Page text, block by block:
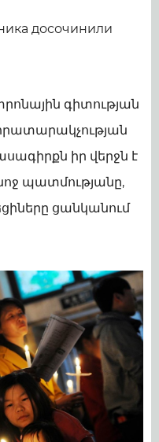
գիտության
իր վերջն է
պատմությանը,
ցանկանում